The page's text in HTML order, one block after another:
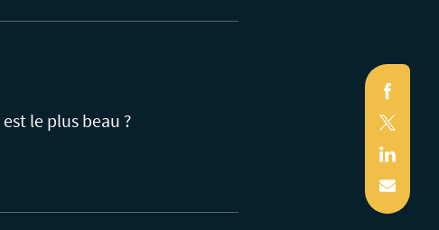
X
Mail
le plus beau ?